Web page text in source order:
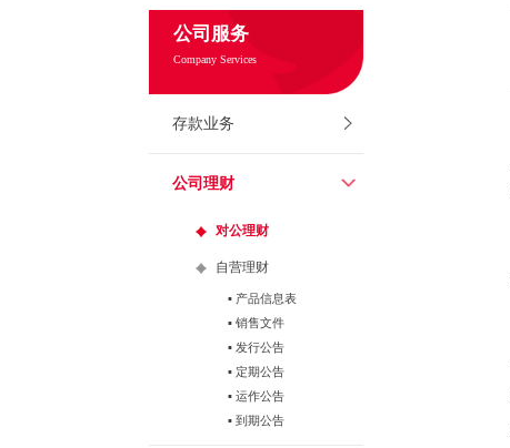
公司服务
Company Services
存款业务
公司理财
对公理财
自营理财
▪ 产品信息表
▪ 销售文件
▪ 发行公告
▪ 定期公告
▪ 运作公告
▪ 到期公告